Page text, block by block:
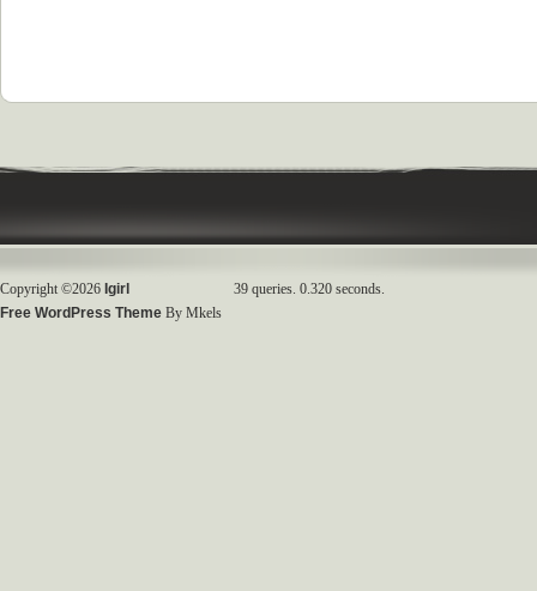
Copyright ©2026 Igirl
Free WordPress Theme By Mkels
39 queries. 0.320 seconds.